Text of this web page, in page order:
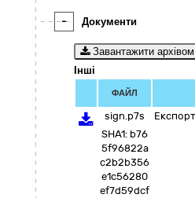
- Документи
Завантажити архівом
Інші
ФАЙЛ
sign.p7s
SHA1: b76
5f96822a
c2b2b356
e1c56280
ef7d59dcf